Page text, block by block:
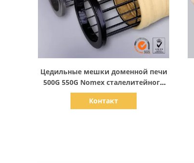
Цедильные мешки доменной печи
500G 550G Nomex сталелитейного
завода
Контакт